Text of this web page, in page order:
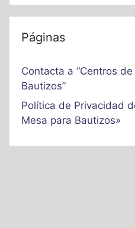
Páginas
Contacta a “Centros
Bautizos”
Política de Privacidad
Mesa para Bautizos»